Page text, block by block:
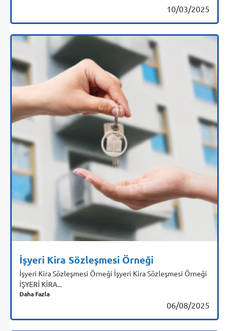
10/03/2025
İşyeri Kira Sözleşmesi Örneği
İşyeri Kira Sözleşmesi Örneği İşyeri Kira Sözleşmesi Örneği
İŞYERİ KİRA...
Daha Fazla
06/08/2025